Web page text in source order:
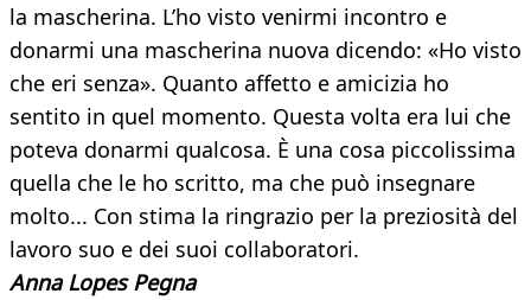
la mascherina. L’ho visto venirmi incontro e
donarmi una mascherina nuova dicendo: «Ho visto
che eri senza». Quanto affetto e amicizia ho
sentito in quel momento. Questa volta era lui che
poteva donarmi qualcosa. È una cosa piccolissima
quella che le ho scritto, ma che può insegnare
molto... Con stima la ringrazio per la preziosità del
lavoro suo e dei suoi collaboratori.
Anna Lopes Pegna